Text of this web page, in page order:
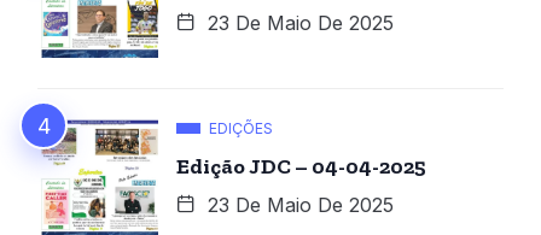
23 De Maio De 2025
EDIÇÕES
Edição JDC – 04-04-2025
23 De Maio De 2025